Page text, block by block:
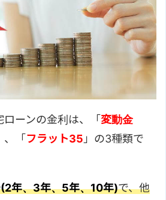
ーンの金利は、「 変動金
、「 フラット35」の3種類で
年、3年、5年、10年)で、他